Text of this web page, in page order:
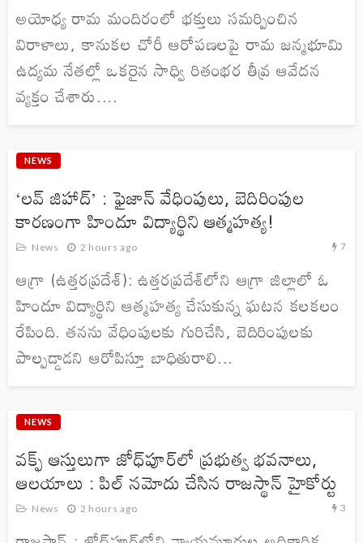
అయోధ్య రామ మందిరంలో భక్తులు సమర్పించిన
విరాళాలు, కానుకల చోరీ ఆరోపణలపై రామ జన్మభూమి
ఉద్యమ నేతల్లో ఒకరైన సాధ్వి రితంభర తీవ్ర ఆవేదన
వ్యక్తం చేశారు....
NEWS
‘లవ్ జిహాద్’ : ఫైజాన్ వేధింపులు, బెదిరింపుల
కారణంగా హిందూ విద్యార్థిని ఆత్మహత్య!
News 2 hours ago 7
ఆగ్రా (ఉత్తరప్రదేశ్): ఉత్తరప్రదేశ్‌లోని ఆగ్రా జిల్లాలో ఓ
హిందూ విద్యార్థిని ఆత్మహత్య చేసుకున్న ఘటన కలకలం
రేపింది. తనను వేధింపులకు గురిచేసి, బెదిరింపులకు
పాల్పడ్డాడని ఆరోపిస్తూ బాధితురాలి...
NEWS
వక్ఫ్ ఆస్తులుగా జోధ్‌పూర్‌లో ప్రభుత్వ భవనాలు,
ఆలయాలు : పిల్ నమోదు చేసిన రాజస్థాన్ హైకోర్టు
News 2 hours ago 3